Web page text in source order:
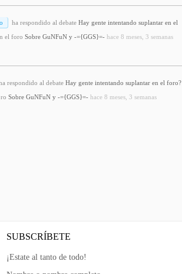
ha respondido al debate Hay gente intentando suplantar en el
el foro Sobre GuNFuN y -={GGS}=- hace 8 meses, 3 semanas
respondido al debate Hay gente intentando suplantar en el foro?
Sobre GuNFuN y -={GGS}=- hace 8 meses, 3 semanas
SUBSCRÍBETE
¡Estate al tanto de todo!